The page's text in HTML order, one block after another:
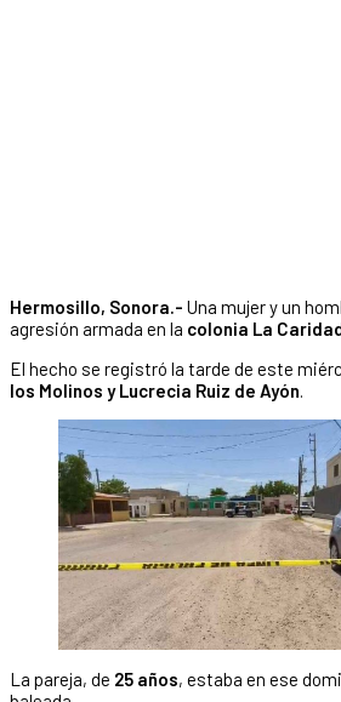
Hermosillo, Sonora.- Una mujer y un
agresión armada en la colonia La
El hecho se registró la tarde de este
los Molinos y Lucrecia Ruiz de Ayón.
La pareja, de 25 años, estaba en ese